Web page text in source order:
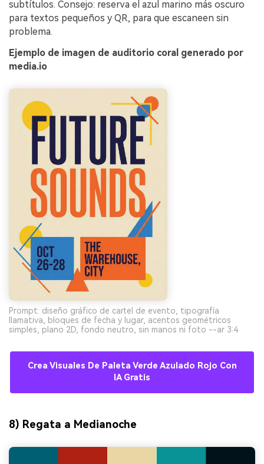
subtítulos. Consejo: reserva el azul marino más oscuro
para textos pequeños y QR, para que escaneen sin
problema.
Ejemplo de imagen de auditorio coral generado por
media.io
Prompt: diseño gráfico de cartel de evento, tipografía
llamativa, bloques de fecha y lugar, acentos geométricos
simples, plano 2D, fondo neutro, sin manos ni foto --ar 3:4
Crea Visuales De Paleta Verde Azulado Rojo Con
IA Gratis
8) Regata a Medianoche